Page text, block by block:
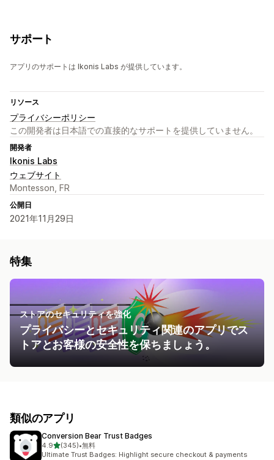
サポート
アプリのサポートは Ikonis Labs が提供しています。
リソース
プライバシーポリシー
この開発者は日本語での直接的なサポートを提供していません。
開発者
Ikonis Labs
ウェブサイト
Montesson, FR
公開日
2021年11月29日
特集
ストアのセキュリティを強化
プライバシーとセキュリティ関連のアプリでス
トアとお客様の安全性を保ちましょう。
類似のアプリ
Conversion Bear Trust Badges
4.95つ星中
(345)
合計レビュー数：345件
•無料
Ultimate Trust Badges: Highlight secure checkout & payments